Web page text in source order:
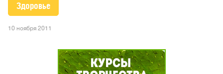
Здоровье
10 ноября 2011